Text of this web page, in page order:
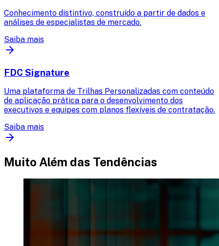
Conhecimento distintivo, construído a partir de dados e
análises de especialistas de mercado.
Saiba mais
FDC Signature
Uma plataforma de Trilhas Personalizadas com conteúdo
de aplicação prática para o desenvolvimento dos
executivos e equipes com planos flexíveis de contratação.
Saiba mais
Muito Além das Tendências